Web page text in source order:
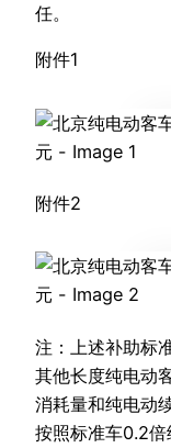
任。
附件1
附件2
注：上述补助标
其他长度纯电动
消耗量和纯电动
按照标准车0.2